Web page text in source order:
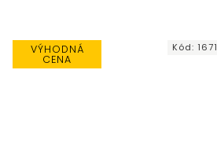
VÝHODNÁ
CENA
Kód: 1671